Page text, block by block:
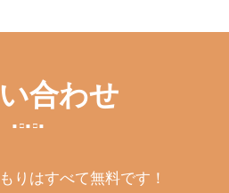
合わせ
りはすべて無料です！